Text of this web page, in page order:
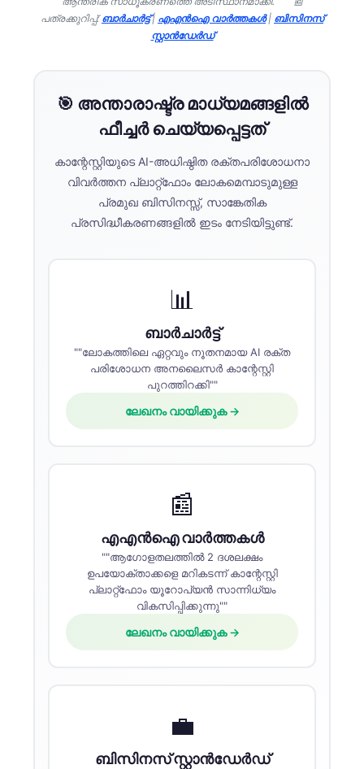
പത്രക്കുറിപ്പ്:ബാർചാർട്ട്| എഎൻഐ വാർത്തകൾ| ബിസിനസ്
സ്റ്റാൻഡേർഡ്
🎯 അന്താരാഷ്ട്ര മാധ്യമങ്ങളിൽ
ഫീച്ചർ ചെയ്യപ്പെട്ടത്
കാന്റേസ്റ്റിയുടെ AI-അധിഷ്ഠിത രക്തപരിശോധനാ
വിവർത്തന പ്ലാറ്റ്‌ഫോം ലോകമെമ്പാടുമുള്ള
പ്രമുഖ ബിസിനസ്സ്, സാങ്കേതിക
പ്രസിദ്ധീകരണങ്ങളിൽ ഇടം നേടിയിട്ടുണ്ട്.
📊
ബാർചാർട്ട്
""ലോകത്തിലെ ഏറ്റവും നൂതനമായ AI രക്ത
പരിശോധന അനലൈസർ കാന്റേസ്റ്റി
പുറത്തിറക്കി""
ലേഖനം വായിക്കുക →
📰
എഎൻഐ വാർത്തകൾ
""ആഗോളതലത്തിൽ 2 ദശലക്ഷം
ഉപയോക്താക്കളെ മറികടന്ന് കാന്റേസ്റ്റി
പ്ലാറ്റ്‌ഫോം യൂറോപ്യൻ സാന്നിധ്യം
വികസിപ്പിക്കുന്നു""
ലേഖനം വായിക്കുക →
💼
ബിസിനസ് സ്റ്റാൻഡേർഡ്